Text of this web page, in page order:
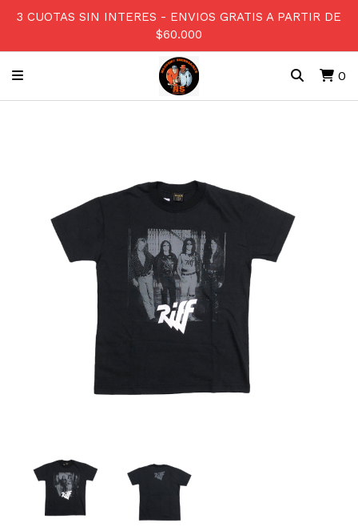
3 CUOTAS SIN INTERES - ENVIOS GRATIS A PARTIR DE
$60.000
0